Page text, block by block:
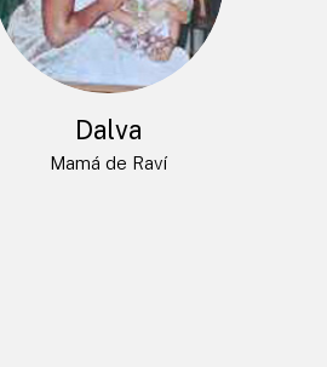
Dalva
Mamá de Raví